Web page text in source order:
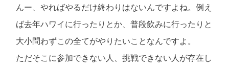
んー、やればやるだけ終わりはないんですよね。例え
ば去年ハワイに行ったりとか、普段飲みに行ったりと
大小問わずこの全てがやりたいことなんですよ。
ただそこに参加できない人、挑戦できない人が存在し